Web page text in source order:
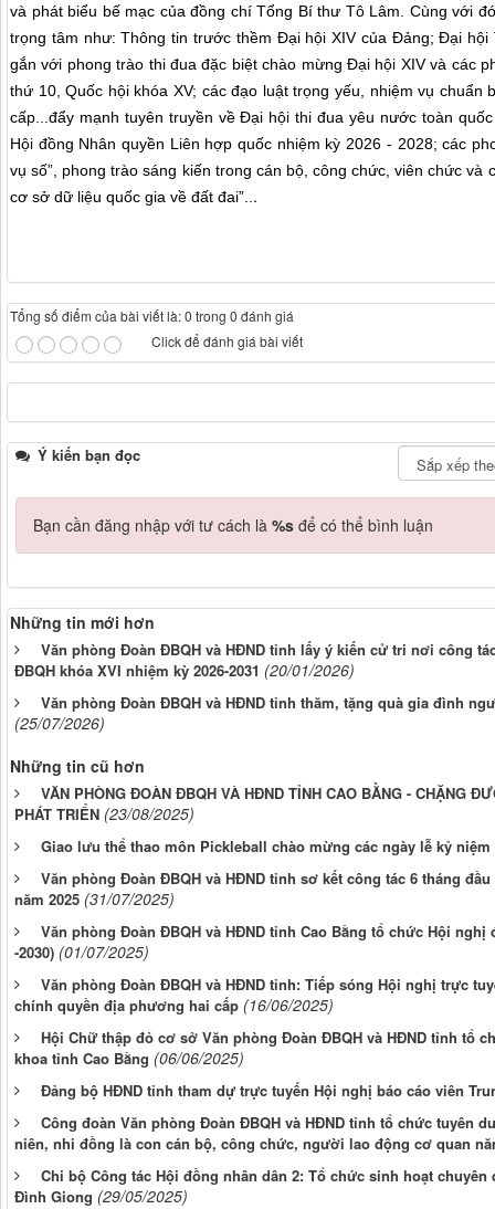
và phát biểu bế mạc của đồng chí Tổng Bí thư Tô Lâm. Cùng với
trọng tâm như: Thông tin trước thềm Đại hội XIV của Đảng; Đại
gắn với phong trào thi đua đặc biệt chào mừng Đại hội XIV và các
thứ 10, Quốc hội khóa XV; các đạo luật trọng yếu, nhiệm vụ chuẩn
cấp...đẩy mạnh tuyên truyền về Đại hội thi đua yêu nước toàn
Hội đồng Nhân quyền Liên hợp quốc nhiệm kỳ 2026 - 2028; các
vụ số”, phong trào sáng kiến trong cán bộ, công chức, viên chức và
cơ sở dữ liệu quốc gia về đất đai”.. .
Tổng số điểm của bài viết là: 0 trong 0 đánh giá
Click để đánh giá bài viết
Ý kiến bạn đọc
Bạn cần đăng nhập với tư cách là %s để có thể bình luận
Những tin mới hơn
Văn phòng Đoàn ĐBQH và HĐND tỉnh lấy ý kiến cử tri nơi công
ĐBQH khóa XVI nhiệm kỳ 2026-2031 (20/01/2026)
Văn phòng Đoàn ĐBQH và HĐND tỉnh thăm, tặng quà gia đình
(25/07/2026)
Những tin cũ hơn
VĂN PHÒNG ĐOÀN ĐBQH VÀ HĐND TỈNH CAO BẰNG - CHẶNG
PHÁT TRIỂN (23/08/2025)
Giao lưu thể thao môn Pickleball chào mừng các ngày lễ kỷ niệm
Văn phòng Đoàn ĐBQH và HĐND tỉnh sơ kết công tác 6 tháng
năm 2025 (31/07/2025)
Văn phòng Đoàn ĐBQH và HĐND tỉnh Cao Bằng tổ chức Hội
-2030) (01/07/2025)
Văn phòng Đoàn ĐBQH và HĐND tỉnh: Tiếp sóng Hội nghị trực
chính quyền địa phương hai cấp (16/06/2025)
Hội Chữ thập đỏ cơ sở Văn phòng Đoàn ĐBQH và HĐND tỉnh tổ
khoa tỉnh Cao Bằng (06/06/2025)
Đảng bộ HĐND tỉnh tham dự trực tuyến Hội nghị báo cáo viên
Công đoàn Văn phòng Đoàn ĐBQH và HĐND tỉnh tổ chức tuyên
niên, nhi đồng là con cán bộ, công chức, người lao động cơ quan
Chi bộ Công tác Hội đồng nhân dân 2: Tổ chức sinh hoạt
Đình Giong (29/05/2025)